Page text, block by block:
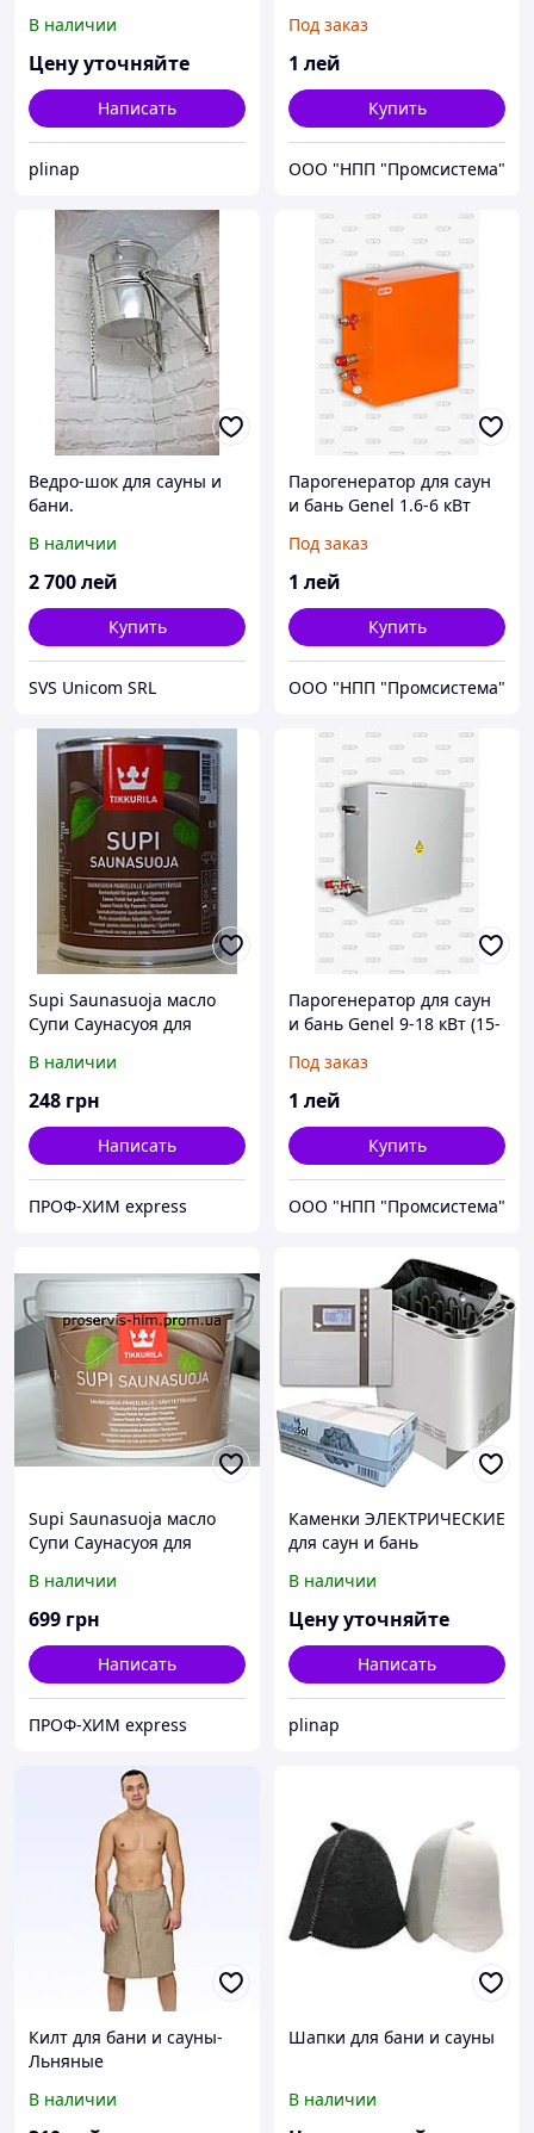
В наличии
Цену уточняйте
Написать
plinap
Под заказ
1 лей
Купить
ООО "НПП "Промсистема"
Ведро-шок для сауны и
бани.
В наличии
2 700лей
Купить
SVS Unicom SRL
Парогенератор для саун
и бань Genel 1.6-6 кВт
Под заказ
1 лей
Купить
ООО "НПП "Промсистема"
Supi Saunasuoja масло
Супи Саунасуоя для
В наличии
248 грн
Написать
ПРОФ-ХИМ express
Парогенератор для саун
и бань Genel 9-18 кВт (15-
Под заказ
1 лей
Купить
ООО "НПП "Промсистема"
Supi Saunasuoja масло
Супи Саунасуоя для
В наличии
699 грн
Написать
ПРОФ-ХИМ express
Каменки ЭЛЕКТРИЧЕСКИЕ
для саун и бань
В наличии
Цену уточняйте
Написать
plinap
Килт для бани и сауны-
Льняные
В наличии
Шапки для бани и сауны
В наличии